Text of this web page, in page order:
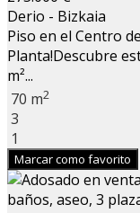
Derio - Bizkaia
Piso en el Centro
Planta!Descubre
m²...
70 m2
3
1
Marcar como favorito